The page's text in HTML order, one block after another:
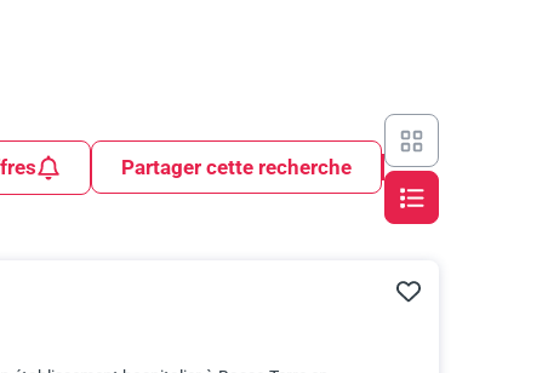
Partager cette recherche